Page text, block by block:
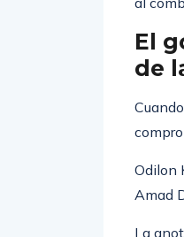
una
al
El
de
Odilon
Amad